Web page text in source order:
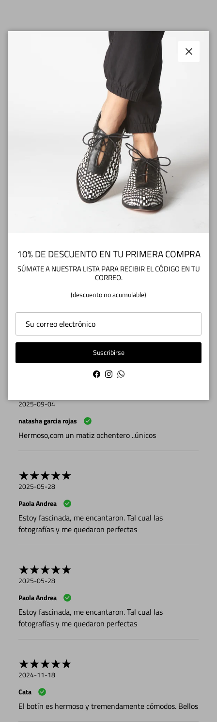
¿TIENES DUDAS O CONSULTAS? Escríbenos
a info@zapatoscuarentatacos.cl
Reviews por Whatsapp by
2026-05-31
paula
Muy lindos zapatos, de cuero real, y además en buen
2025-09-04
natasha garcia rojas
Hermoso,com un matiz ochentero ..únicos
2025-05-28
Paola Andrea
Estoy fascinada, me encantaron. Tal cual las
fotografías y me quedaron perfectas
2025-05-28
Paola Andrea
Estoy fascinada, me encantaron. Tal cual las
fotografías y me quedaron perfectas
2024-11-18
Cata
El botín es hermoso y tremendamente cómodos. Bellos
10% DE DESCUENTO EN TU PRIMERA COMPRA
SÚMATE A NUESTRA LISTA PARA RECIBIR EL CÓDIGO EN TU
CORREO.
(descuento no acumulable)
Suscribirse
Facebook
InstagramWhatsApp